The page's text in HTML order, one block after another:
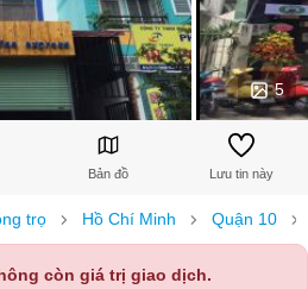
5
Bản đồ Lưu tin này
trọ Hồ Chí Minh Quận 10
còn giá trị giao dịch.